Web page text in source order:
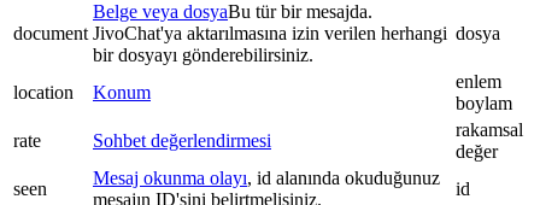
document
Belge veya dosyaBu tür bir mesajda.
JivoChat'ya aktarılmasına izin verilen herhangi
bir dosyayı gönderebilirsiniz.
dosya
location Konum
enlem
boylam
rate
Sohbet değerlendirmesi
rakamsal
değer
seen
Mesaj okunma olayı, id alanında okuduğunuz
mesajın ID'sini belirtmelisiniz.
id